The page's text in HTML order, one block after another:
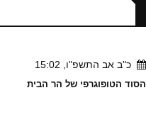
כ"ב אב התשפ"ו, 15:02
הסוד הטופוגרפי של הר הבית